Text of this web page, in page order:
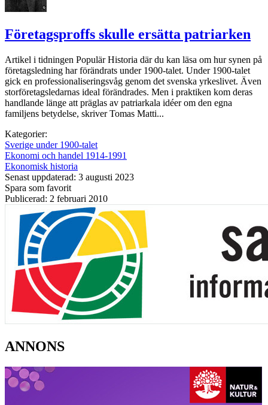
Företagsproffs skulle ersätta patriarken
Artikel i tidningen Populär Historia där du kan läsa om hur synen på
företagsledning har förändrats under 1900-talet. Under 1900-talet
gick en professionaliseringsvåg genom det svenska yrkeslivet. Även
storföretagsledarnas ideal förändrades. Men i praktiken kom deras
handlande länge att präglas av patriarkala idéer om den egna
familjens betydelse, skriver Tomas Matti...
Kategorier:
Sverige under 1900-talet
Ekonomi och handel 1914-1991
Ekonomisk historia
Senast uppdaterad: 3 augusti 2023
Spara som favorit
Publicerad: 2 februari 2010
ANNONS